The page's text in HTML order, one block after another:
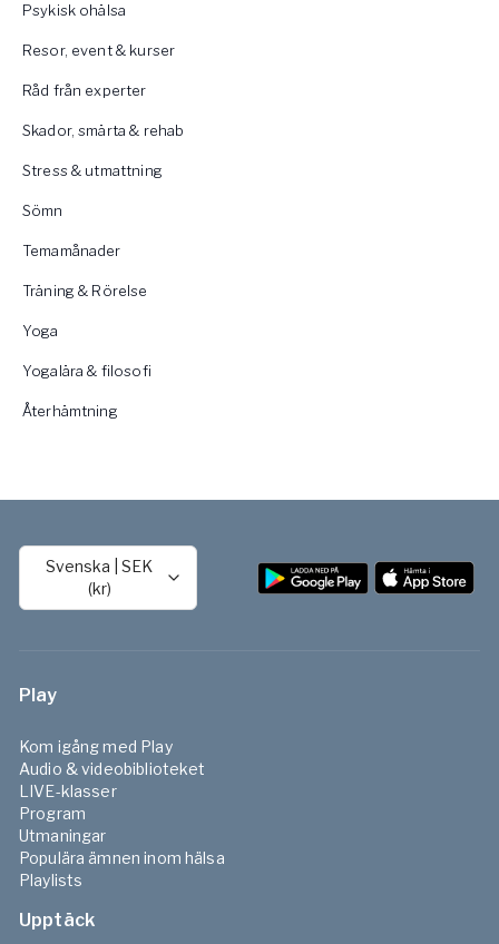
Psykisk ohälsa
Resor, event & kurser
Råd från experter
Skador, smärta & rehab
Stress & utmattning
Sömn
Temamånader
Träning & Rörelse
Yoga
Yogalära & filosofi
Återhämtning
Svenska |SEK
(kr)
Play
Kom igång med Play
Audio & videobiblioteket
LIVE-klasser
Program
Utmaningar
Populära ämnen inom hälsa
Playlists
Upptäck